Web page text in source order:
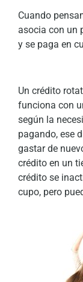
Cuando
asocia con un
y se paga en
Un crédito
funciona con
según la
pagando, ese
gastar de
crédito en un
crédito se
cupo, pero